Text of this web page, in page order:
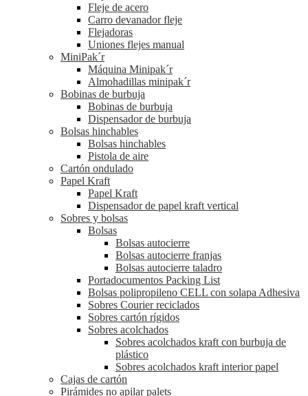
Fleje de acero
Carro devanador fleje
Flejadoras
Uniones flejes manual
MiniPak´r
Máquina Minipak´r
Almohadillas minipak´r
Bobinas de burbuja
Bobinas de burbuja
Dispensador de burbuja
Bolsas hinchables
Bolsas hinchables
Pistola de aire
Cartón ondulado
Papel Kraft
Papel Kraft
Dispensador de papel kraft vertical
Sobres y bolsas
Bolsas
Bolsas autocierre
Bolsas autocierre franjas
Bolsas autocierre taladro
Portadocumentos Packing List
Bolsas polipropileno CELL con solapa Adhesiva
Sobres Courier reciclados
Sobres cartón rígidos
Sobres acolchados
Sobres acolchados kraft con burbuja de
plástico
Sobres acolchados kraft interior papel
Cajas de cartón
Pirámides no apilar palets